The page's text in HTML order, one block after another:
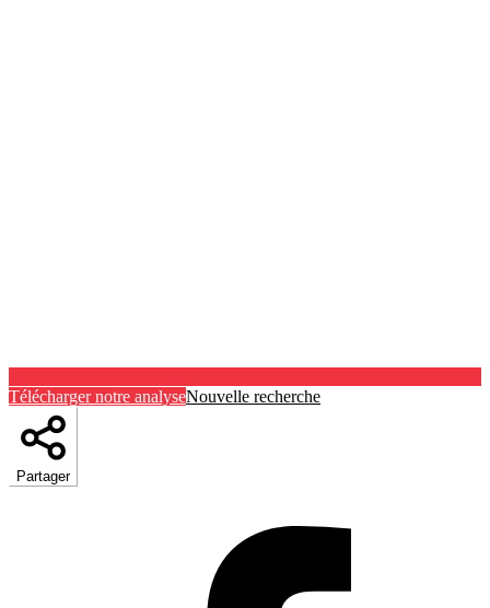
Télécharger notre analyseNouvelle recherche
Partager